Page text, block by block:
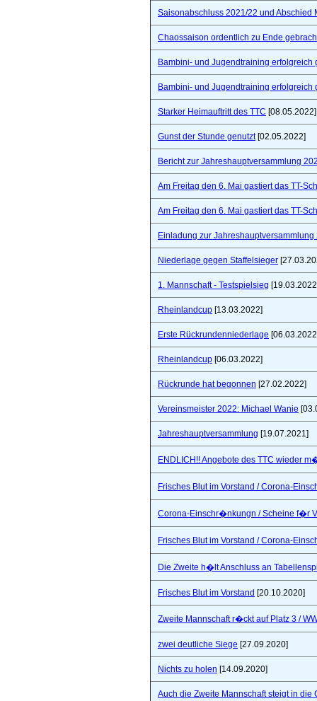
Saisonabschluss 2021/22 und Abschied
Chaossaison ordentlich zu Ende
Bambini- und Jugendtraining erfolgreich
Bambini- und Jugendtraining erfolgreich
Starker Heimauftritt des TTC [08.05.2022]
Gunst der Stunde genutzt[02.05.2022]
Bericht zur Jahreshauptversammlung
Am Freitag den 6. Mai gastiert das TT-
Am Freitag den 6. Mai gastiert das TT-
Einladung zur Jahreshauptversammlung
Niederlage gegen Staffelsieger
1. Mannschaft - Testspielsieg
Rheinlandcup [13.03.2022]
Erste Rückrundenniederlage
Rheinlandcup [06.03.2022]
Rückrunde hat begonnen [27.02.2022]
Vereinsmeister 2022: Michael Wanie
Jahreshauptversammlung [19.07.2021]
ENDLICH!! Angebote des TTC wieder
Frisches Blut im Vorstand / Corona-
Corona-Einschr�nkungn / Scheine f�r
Frisches Blut im Vorstand / Corona-
Die Zweite h�lt Anschluss an
Frisches Blut im Vorstand [20.10.2020]
Zweite Mannschaft r�ckt auf Platz 3 /
zwei deutliche Siege [27.09.2020]
Nichts zu holen [14.09.2020]
Auch die Zweite Mannschaft steigt in die